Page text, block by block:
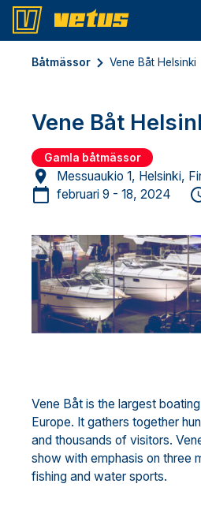
Båtmässor Vene Båt Helsinki
Vene Båt
Gamla båtmässor
Messuaukio 1, Helsinki,
februari 9 - 18, 2024
Vene Båt is the largest
Europe. It gathers together
and thousands of visitors.
show with emphasis on three
fishing and water sports.